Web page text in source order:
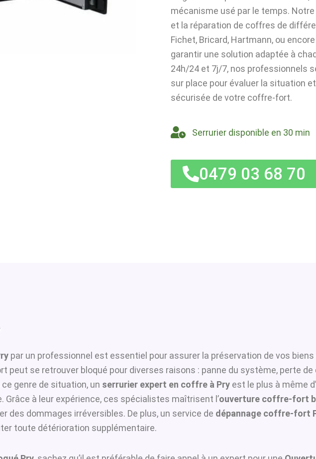
mécanisme usé par le temps. Notre
et la réparation de coffres de
Fichet, Bricard, Hartmann, ou
garantir une solution adaptée à
24h/24 et 7j/7, nos professionnels
sur place pour évaluer la situation
sécurisée de votre coffre-fort.
Serrurier disponible en 30 min
0479 03 68 70
par un professionnel est essentiel pour assurer la préservation de vos
peut se retrouver bloqué pour diverses raisons : panne du système, perte de
genre de situation, un serrurier expert en coffre à Pry est le plus à même
Grâce à leur expérience, ces spécialistes maîtrisent l’ouverture coffre-fort
des dommages irréversibles. De plus, un service de dépannage coffre-fort
toute détérioration supplémentaire.